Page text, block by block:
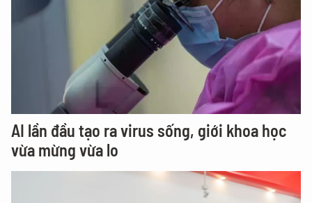
AI lần đầu tạo ra virus sống, giới khoa học
vừa mừng vừa lo